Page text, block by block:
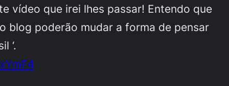
vídeo que irei lhes passar! Entendo que
blog poderão mudar a forma de pensar
‘.